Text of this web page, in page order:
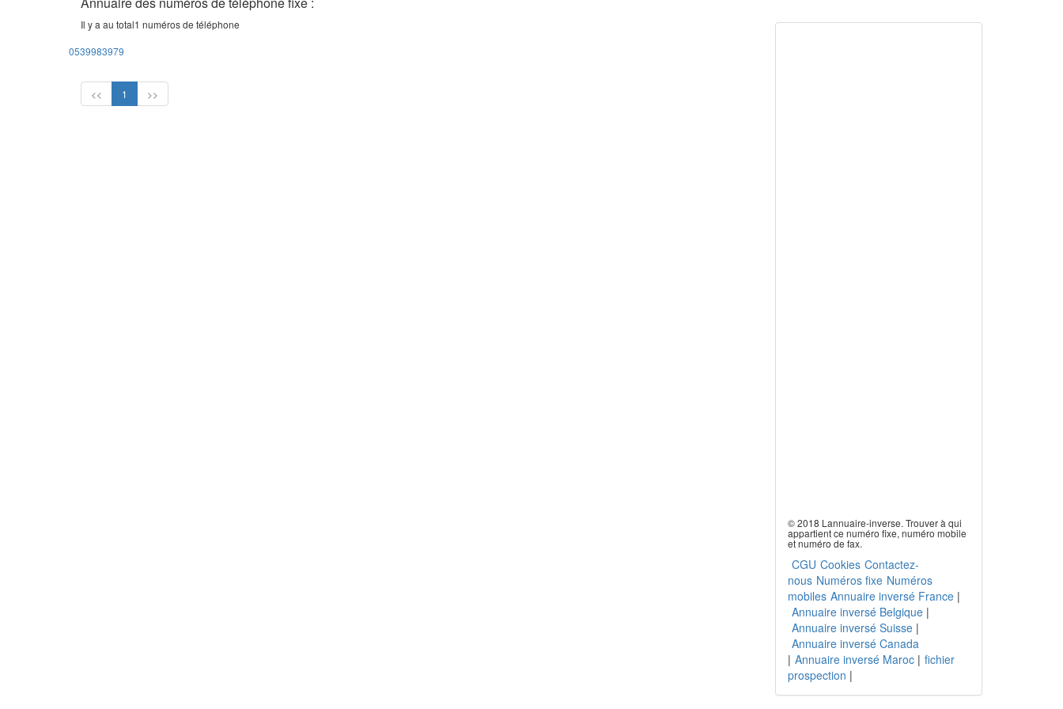
Il y a au total1 numéros de téléphone
0539983979
<< 1 >>
© 2018 Lannuaire-inverse. Trouver à qui
appartient ce numéro fixe, numéro mobile
et numéro de fax.
CGU Cookies Contactez-
nous Numéros fixe Numéros
mobiles Annuaire inversé France|
Annuaire inversé Belgique|
Annuaire inversé Suisse|
Annuaire inversé Canada
| Annuaire inversé Maroc| fichier
prospection |